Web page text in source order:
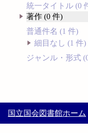
統一タイトル (0
著作 (0 件)
普通件名 (1 件)
細目なし (1 件)
ジャンル・形式
国立国会図書館ホーム